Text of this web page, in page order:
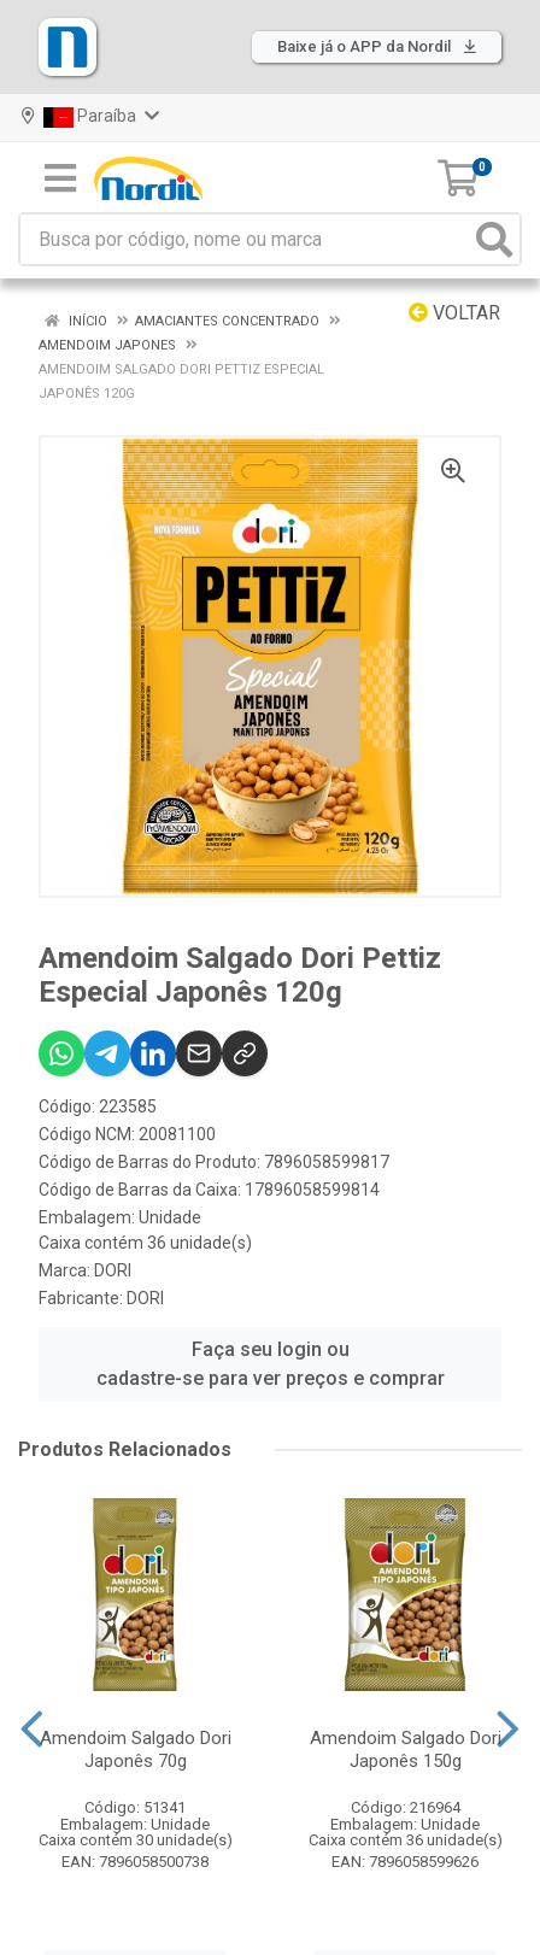
Baixe já o APP da Nordil
Paraíba
0
VOLTAR
INÍCIO
AMACIANTES CONCENTRADO
AMENDOIM JAPONES
AMENDOIM SALGADO DORI PETTIZ ESPECIAL
JAPONÊS 120G
Amendoim Salgado Dori Pettiz
Especial Japonês 120g
Código: 223585
Código NCM: 20081100
Código de Barras do Produto: 7896058599817
Código de Barras da Caixa: 17896058599814
Embalagem: Unidade
Caixa contém 36 unidade(s)
Marca: DORI
Fabricante: DORI
Faça seu login ou
cadastre-se para ver preços e comprar
Produtos Relacionados
Amendoim Salgado Dori
Japonês 70g
Código: 51341
Embalagem: Unidade
Caixa contém 30 unidade(s)
EAN: 7896058500738
Amendoim Salgado Dori
Japonês 150g
Código: 216964
Embalagem: Unidade
Caixa contém 36 unidade(s)
EAN: 7896058599626